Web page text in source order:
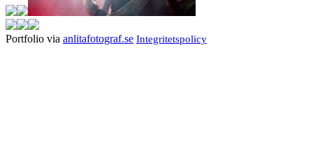
Portfolio via anlitafotograf.se Integritetspolicy